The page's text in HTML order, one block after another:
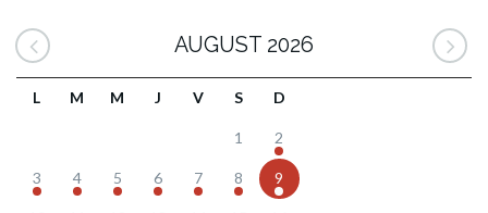
AUGUST 2026
L M M J V S D
1 2
3 4 5 6 7 8 9